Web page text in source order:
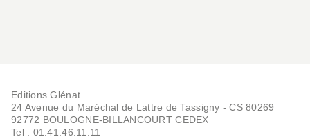
Editions Glénat
24 Avenue du Maréchal de Lattre de Tassigny - CS 80269
92772 BOULOGNE-BILLANCOURT CEDEX
Tel : 01.41.46.11.11